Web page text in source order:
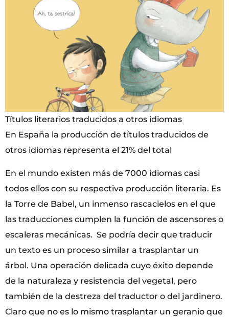
Títulos literarios traducidos a otros idiomas
En España la producción de títulos traducidos de
otros idiomas representa el 21% del total
En el mundo existen más de 7000 idiomas casi
todos ellos con su respectiva producción literaria. Es
la Torre de Babel, un inmenso rascacielos en el que
las traducciones cumplen la función de ascensores o
escaleras mecánicas. Se podría decir que traducir
un texto es un proceso similar a trasplantar un
árbol. Una operación delicada cuyo éxito depende
de la naturaleza y resistencia del vegetal, pero
también de la destreza del traductor o del jardinero.
Claro que no es lo mismo trasplantar un geranio que